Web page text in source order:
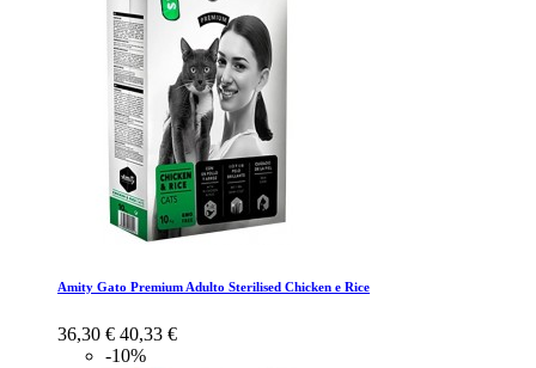
Amity Gato Premium Adulto Sterilised Chicken e Rice
36,30 € 40,33 €
-10%